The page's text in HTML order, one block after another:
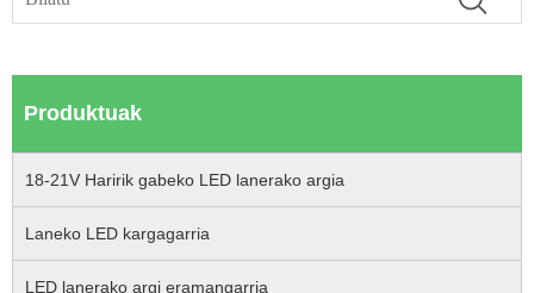
Produktuak
18-21V Haririk gabeko LED lanerako argia
Laneko LED kargagarria
LED lanerako argi eramangarria